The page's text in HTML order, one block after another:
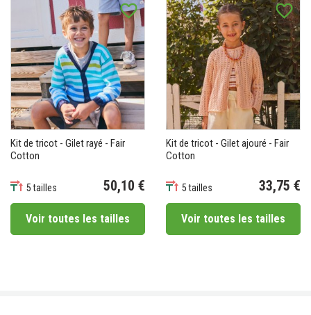
favorite_border
Kit de tricot - Gilet rayé - Fair
Cotton
5 tailles 50,10 €
Voir toutes les tailles
favorite_border
Kit de tricot - Gilet ajouré - Fair
Cotton
5 tailles 33,75 €
Voir toutes les tailles